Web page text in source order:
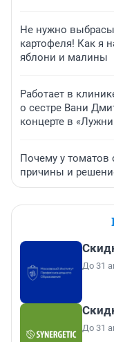
Не нужно
картофеля! Как я
яблони и малины
Работает в
о сестре Вани
концерте в
Почему у томатов
причины и
До 31
До 31